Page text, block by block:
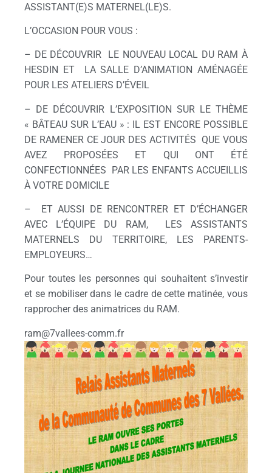
ASSISTANT(E)S MATERNEL(LE)S.
L’OCCASION POUR VOUS :
– DE DÉCOUVRIR LE NOUVEAU LOCAL DU RAM À
HESDIN ET LA SALLE D’ANIMATION AMÉNAGÉE
POUR LES ATELIERS D’ÉVEIL
– DE DÉCOUVRIR L’EXPOSITION SUR LE THÈME
« BÂTEAU SUR L’EAU » : IL EST ENCORE POSSIBLE
DE RAMENER CE JOUR DES ACTIVITÉS QUE VOUS
AVEZ PROPOSÉES ET QUI ONT ÉTÉ
CONFECTIONNÉES PAR LES ENFANTS ACCUEILLIS
À VOTRE DOMICILE
– ET AUSSI DE RENCONTRER ET D’ÉCHANGER
AVEC L’ÉQUIPE DU RAM, LES ASSISTANTS
MATERNELS DU TERRITOIRE, LES PARENTS-
EMPLOYEURS…
Pour toutes les personnes qui souhaitent s’investir
et se mobiliser dans le cadre de cette matinée, vous
rapprocher des animatrices du RAM.
ram@7vallees-comm.fr